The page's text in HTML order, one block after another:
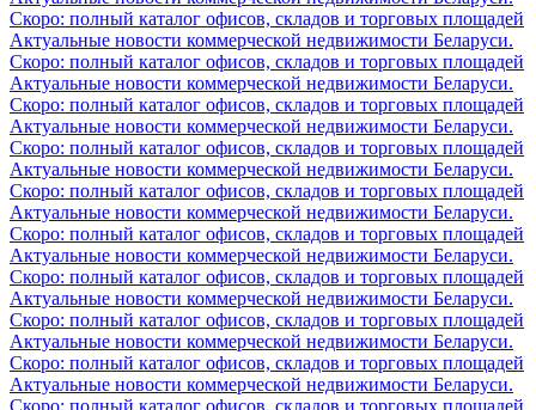
Скоро: полный каталог офисов, складов и торговых площадей
Актуальные новости коммерческой недвижимости Беларуси.
Скоро: полный каталог офисов, складов и торговых площадей
Актуальные новости коммерческой недвижимости Беларуси.
Скоро: полный каталог офисов, складов и торговых площадей
Актуальные новости коммерческой недвижимости Беларуси.
Скоро: полный каталог офисов, складов и торговых площадей
Актуальные новости коммерческой недвижимости Беларуси.
Скоро: полный каталог офисов, складов и торговых площадей
Актуальные новости коммерческой недвижимости Беларуси.
Скоро: полный каталог офисов, складов и торговых площадей
Актуальные новости коммерческой недвижимости Беларуси.
Скоро: полный каталог офисов, складов и торговых площадей
Актуальные новости коммерческой недвижимости Беларуси.
Скоро: полный каталог офисов, складов и торговых площадей
Актуальные новости коммерческой недвижимости Беларуси.
Скоро: полный каталог офисов, складов и торговых площадей
Актуальные новости коммерческой недвижимости Беларуси.
Скоро: полный каталог офисов, складов и торговых площадей